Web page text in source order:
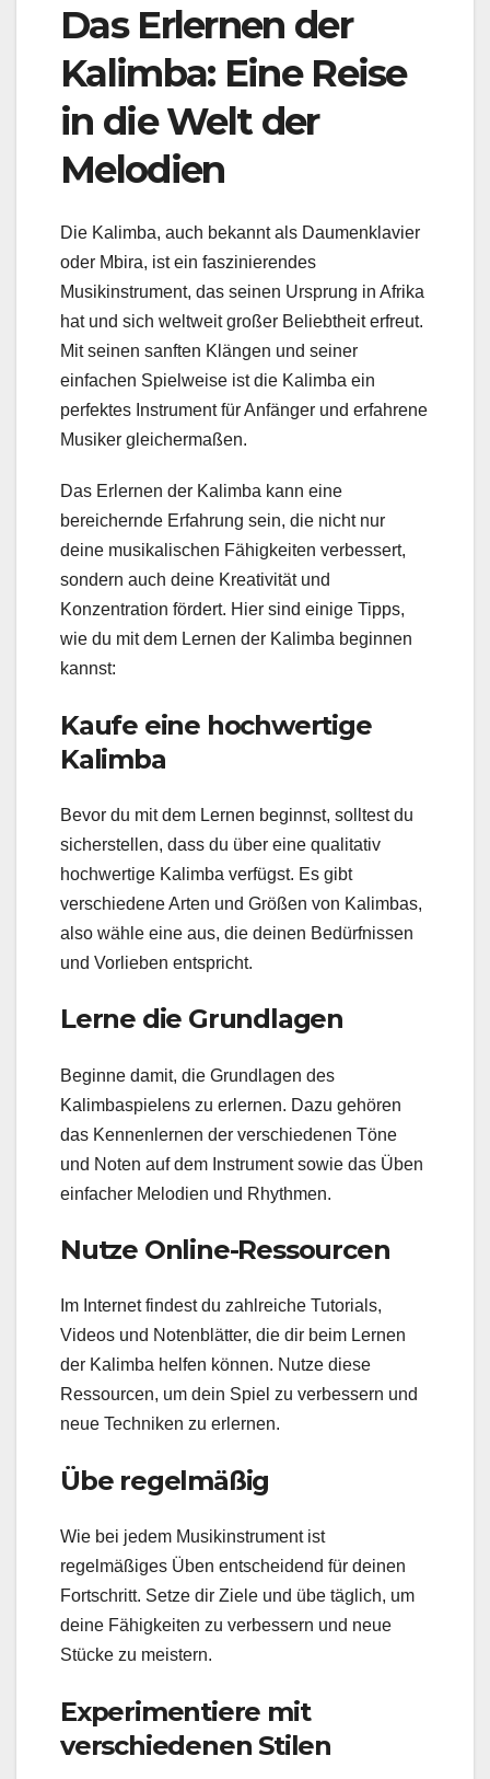
Das Erlernen der
Kalimba: Eine Reise
in die Welt der
Melodien
Die Kalimba, auch bekannt als Daumenklavier
oder Mbira, ist ein faszinierendes
Musikinstrument, das seinen Ursprung in Afrika
hat und sich weltweit großer Beliebtheit erfreut.
Mit seinen sanften Klängen und seiner
einfachen Spielweise ist die Kalimba ein
perfektes Instrument für Anfänger und erfahrene
Musiker gleichermaßen.
Das Erlernen der Kalimba kann eine
bereichernde Erfahrung sein, die nicht nur
deine musikalischen Fähigkeiten verbessert,
sondern auch deine Kreativität und
Konzentration fördert. Hier sind einige Tipps,
wie du mit dem Lernen der Kalimba beginnen
kannst:
Kaufe eine hochwertige
Kalimba
Bevor du mit dem Lernen beginnst, solltest du
sicherstellen, dass du über eine qualitativ
hochwertige Kalimba verfügst. Es gibt
verschiedene Arten und Größen von Kalimbas,
also wähle eine aus, die deinen Bedürfnissen
und Vorlieben entspricht.
Lerne die Grundlagen
Beginne damit, die Grundlagen des
Kalimbaspielens zu erlernen. Dazu gehören
das Kennenlernen der verschiedenen Töne
und Noten auf dem Instrument sowie das Üben
einfacher Melodien und Rhythmen.
Nutze Online-Ressourcen
Im Internet findest du zahlreiche Tutorials,
Videos und Notenblätter, die dir beim Lernen
der Kalimba helfen können. Nutze diese
Ressourcen, um dein Spiel zu verbessern und
neue Techniken zu erlernen.
Übe regelmäßig
Wie bei jedem Musikinstrument ist
regelmäßiges Üben entscheidend für deinen
Fortschritt. Setze dir Ziele und übe täglich, um
deine Fähigkeiten zu verbessern und neue
Stücke zu meistern.
Experimentiere mit
verschiedenen Stilen